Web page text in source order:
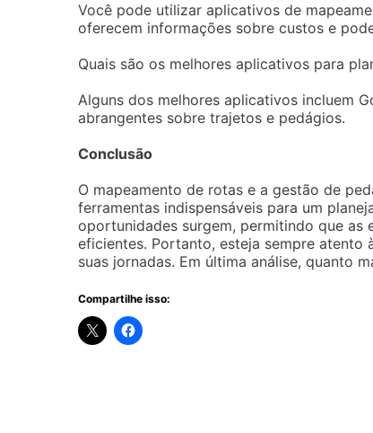
Você pode utilizar aplicativos de
oferecem informações sobre custos e
Quais são os melhores aplicativos para
Alguns dos melhores aplicativos incluem
abrangentes sobre trajetos e pedágios.
Conclusão
O mapeamento de rotas e a gestão de
ferramentas indispensáveis para um
oportunidades surgem, permitindo que as
eficientes. Portanto, esteja sempre
suas jornadas. Em última análise, quanto
Compartilhe isso: